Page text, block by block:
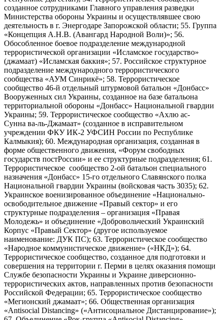
созданное сотрудниками Главного управления разведки
Министерства обороны Украины и осуществлявшее свою
деятельность в г. Энергодаре Запорожской области; 55. Группа
«Концепция А.Н.В. (Авангард Народной Воли)»; 56.
Обособленное боевое подразделение международной
террористической организации «Исламское государство»
(джамаат) «Исламская баккия»; 57. Российское структурное
подразделение международного террористического
сообщества «АУМ Синрикё»; 58. Террористическое
сообщество 46-й отдельный штурмовой батальон «Донбасс»
Вооруженных сил Украины, созданное на базе батальона
территориальной обороны «Донбасс» Национальной гвардии
Украины; 59. Террористическое сообщество «Ахлю ас-
Сунна ва-ль-Джамаат» (созданное в исправительном
учреждении ФКУ ИК-2 УФСИН России по Республике
Калмыкия); 60. Международная организация, созданная в
форме общественного движения, «Форум свободных
государств постРоссии» и ее структурные подразделения; 61.
Террористическое сообщество 2-ой батальон специального
назначения «Донбасс» 15-го отдельного Славянского полка
Национальной гвардии Украины (войсковая часть 3035); 62.
Украинское военизированное объединение «Национально-
освободительное движение «Правый сектор» и его
структурные подразделения – организация «Правая
Молодежь» и объединение «Добровольческий Украинский
Корпус «Правый Сектор» (другое используемое
наименование: ДУК ПС); 63. Террористическое сообщество
«Народное коммунистическое движение» («НКД»); 64.
Террористическое сообщество, созданное для подготовки и
совершения на территории г. Перми в целях оказания помощи
Службе безопасности Украины и Украине диверсионно-
террористических актов, направленных против безопасности
Российской Федерации; 65. Террористическое сообщество
«Мегионский джамаат»; 66. Общественная организация
«Antisocial Distancing» («Антисоциальное Дистанцирование»);